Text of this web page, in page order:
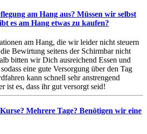
am Hang aus? Müssen wir selbst
es am Hang etwas zu kaufen?
am Hang, die wir leider nicht steuern
Bewirtung seitens der Schirmbar nicht
bitten wir Dich ausreichend Essen und
eine gute Versorgung über den Tag
kann schnell sehr anstrengend
ist es, dass ihr gut versorgt seid!
Mehrere Tage? Benötigen wir eine